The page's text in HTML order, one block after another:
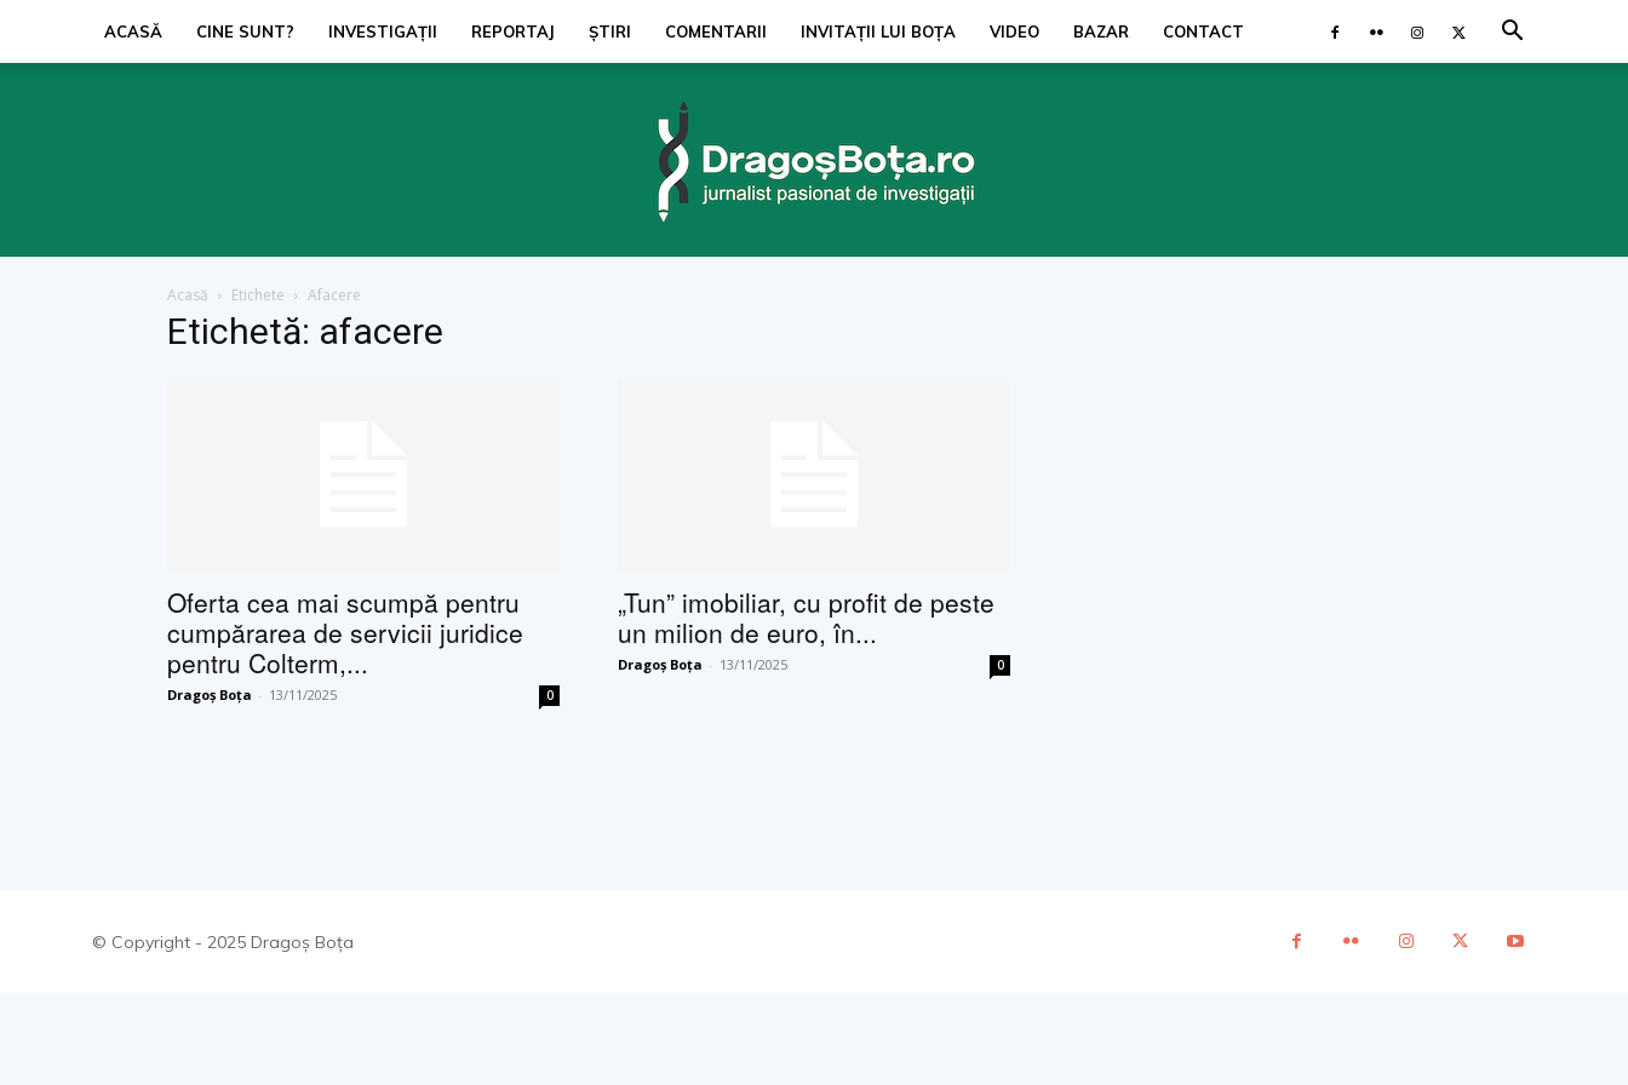
ACASĂ CINE SUNT? INVESTIGAŢII REPORTAJ ŞTIRI COMENTARII INVITAȚII LUI BOŢA VIDEO BAZAR CONTACT
Acasă Etichete Afacere
Etichetă: afacere
Oferta cea mai scumpă pentru
cumpărarea de servicii juridice
pentru Colterm,...
Dragoș Boța - 13/11/2025 0
„Tun” imobiliar, cu profit de peste
un milion de euro, în...
Dragoș Boța - 13/11/2025 0
© Copyright - 2025 Dragoș Boța